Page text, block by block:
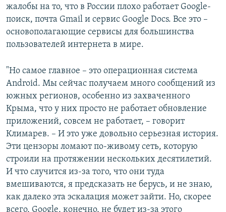
1080p
жалобы на то, что в России плохо работает Google-
поиск, почта Gmail и сервис Google Docs. Все это –
основополагающие сервисы для большинства
пользователей интернета в мире.
"Но самое главное – это операционная система
Android. Мы сейчас получаем много сообщений из
южных регионов, особенно из захваченного
Крыма, что у них просто не работает обновление
приложений, совсем не работает, – говорит
Климарев. – И это уже довольно серьезная история.
Эти цензоры ломают по-живому сеть, которую
строили на протяжении нескольких десятилетий.
И что случится из-за того, что они туда
вмешиваются, я предсказать не берусь, и не знаю,
как далеко эта эскалация может зайти. Но, скорее
всего, Google, конечно, не будет из-за этого